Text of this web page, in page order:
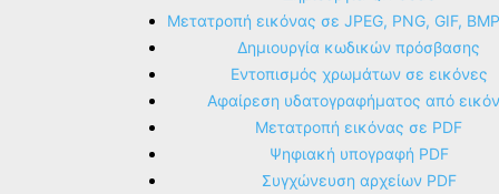
Μετατροπή εικόνας σε JPEG, PNG, GIF,
Δημιουργία κωδικών πρόσβασης
Εντοπισμός χρωμάτων σε εικόνες
Αφαίρεση υδατογραφήματος από
Μετατροπή εικόνας σε PDF
Ψηφιακή υπογραφή PDF
Συγχώνευση αρχείων PDF